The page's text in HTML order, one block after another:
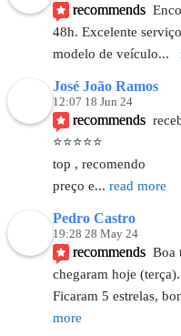
recommends
48h. Excelente
modelo de veículo...
José João Ramos
12:07 18 Jun 24
recommends
⭐⭐⭐⭐⭐
top , recomendo
preço e... read more
Pedro Castro
19:28 28 May 24
recommends Boa
chegaram hoje (terça).
Ficaram 5 estrelas,
more